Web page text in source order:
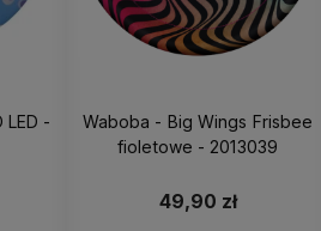
LED -
Waboba - Big Wings Frisbee
fioletowe - 2013039
49,90 zł